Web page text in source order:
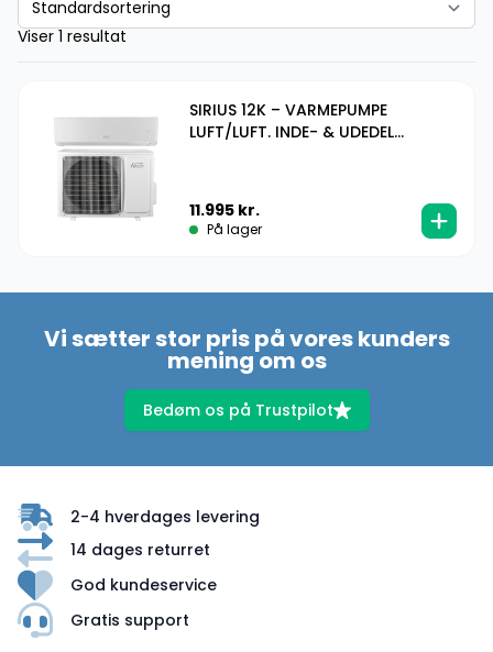
Viser 1 resultat
SIRIUS 12K – VARMEPUMPE
LUFT/LUFT. INDE- & UDEDEL
11.995 kr.
På lager
Vi sætter stor pris på vores kunders
mening om os
Bedøm os på Trustpilot
2-4 hverdages levering
14 dages returret
God kundeservice
Gratis support